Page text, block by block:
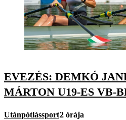
EVEZÉS: DEMKÓ
MÁRTON U19-ES VB-
Utánpótlássport2 órája